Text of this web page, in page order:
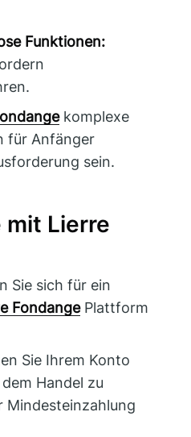
Funktionen:
komplexe
für Anfänger
sein.
mit Lierre
Sie sich für ein
FondangePlattform
Sie Ihrem Konto
Handel zu
Mindesteinzahlung